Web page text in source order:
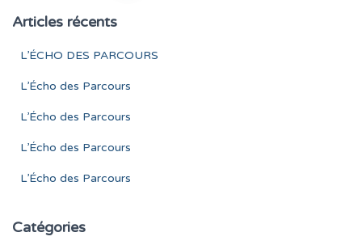
des
publications
Articles récents
L’ÉCHO DES PARCOURS
L’Écho des Parcours
L’Écho des Parcours
L’Écho des Parcours
L’Écho des Parcours
Catégories